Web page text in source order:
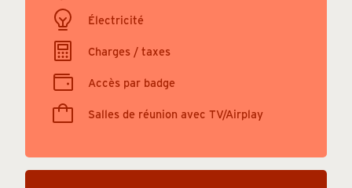
Électricité
Charges / taxes
Accès par badge
Salles de réunion avec TV/Airplay